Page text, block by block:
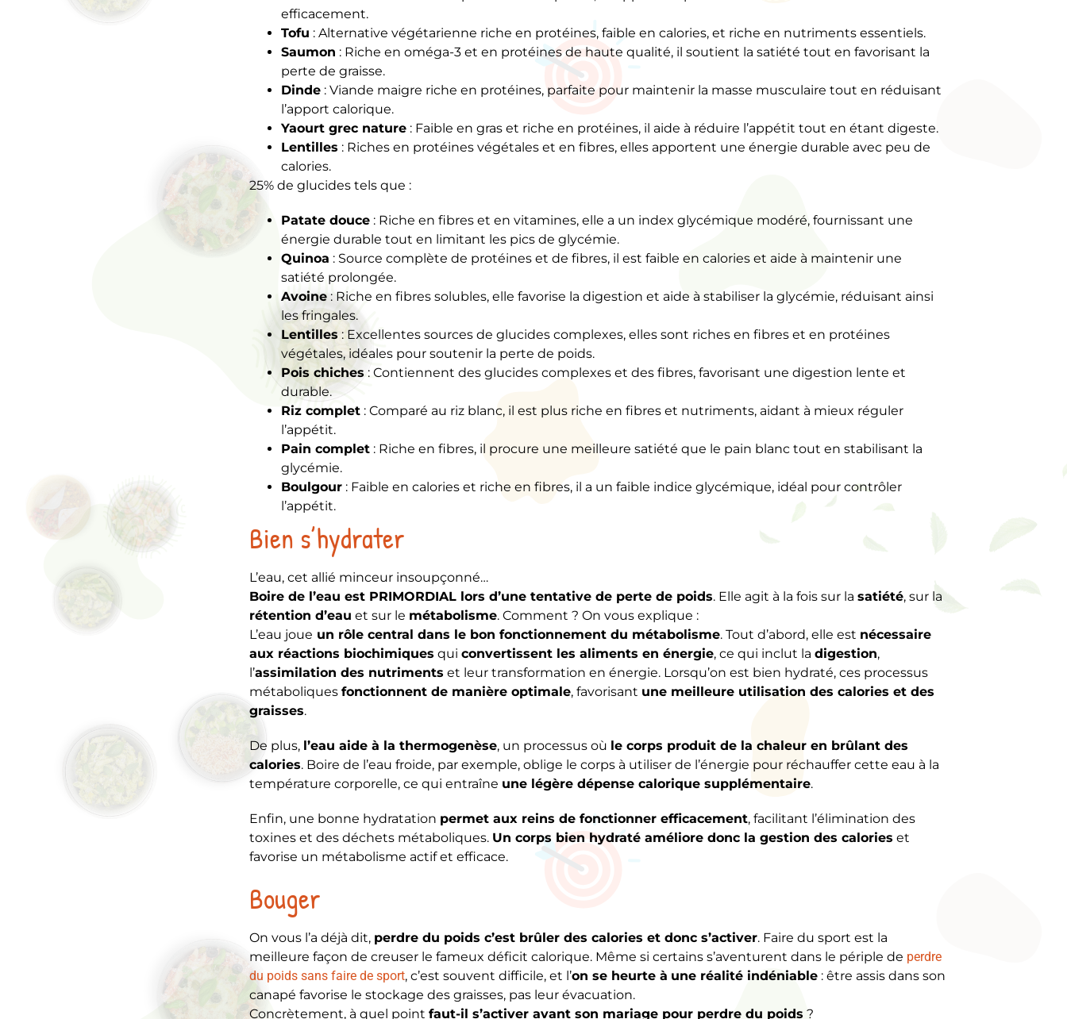
efficacement.
Tofu : Alternative végétarienne riche en protéines, faible en calories, et riche en nutriments essentiels.
Saumon : Riche en oméga-3 et en protéines de haute qualité, il soutient la satiété tout en favorisant la
perte de graisse.
Dinde: Viande maigre riche en protéines, parfaite pour maintenir la masse musculaire tout en réduisant
l’apport calorique.
Yaourt grec nature: Faible en gras et riche en protéines, il aide à réduire l’appétit tout en étant digeste.
Lentilles : Riches en protéines végétales et en fibres, elles apportent une énergie durable avec peu de
calories.
25% de glucides tels que :
Patate douce: Riche en fibres et en vitamines, elle a un index glycémique modéré, fournissant une
énergie durable tout en limitant les pics de glycémie.
Quinoa : Source complète de protéines et de fibres, il est faible en calories et aide à maintenir une
satiété prolongée.
Avoine: Riche en fibres solubles, elle favorise la digestion et aide à stabiliser la glycémie, réduisant ainsi
les fringales.
Lentilles : Excellentes sources de glucides complexes, elles sont riches en fibres et en protéines
végétales, idéales pour soutenir la perte de poids.
Pois chiches: Contiennent des glucides complexes et des fibres, favorisant une digestion lente et
durable.
Riz complet: Comparé au riz blanc, il est plus riche en fibres et nutriments, aidant à mieux réguler
l’appétit.
Pain complet: Riche en fibres, il procure une meilleure satiété que le pain blanc tout en stabilisant la
glycémie.
Boulgour: Faible en calories et riche en fibres, il a un faible indice glycémique, idéal pour contrôler
l’appétit.
Bien s’hydrater
L’eau, cet allié minceur insoupçonné…
Boire de l’eau est PRIMORDIAL lors d’une tentative de perte de poids. Elle agit à la fois sur la satiété, sur la
rétention d’eau et sur le métabolisme. Comment ? On vous explique :
L’eau joue un rôle central dans le bon fonctionnement du métabolisme. Tout d’abord, elle est nécessaire
aux réactions biochimiques qui convertissent les aliments en énergie, ce qui inclut la digestion,
l’assimilation des nutriments et leur transformation en énergie. Lorsqu’on est bien hydraté, ces processus
métaboliques fonctionnent de manière optimale, favorisant une meilleure utilisation des calories et des
graisses.
De plus, l’eau aide à la thermogenèse, un processus où le corps produit de la chaleur en brûlant des
calories. Boire de l’eau froide, par exemple, oblige le corps à utiliser de l’énergie pour réchauffer cette eau à la
température corporelle, ce qui entraîne une légère dépense calorique supplémentaire.
Enfin, une bonne hydratation permet aux reins de fonctionner efficacement, facilitant l’élimination des
toxines et des déchets métaboliques. Un corps bien hydraté améliore donc la gestion des calories et
favorise un métabolisme actif et efficace.
Bouger
On vous l’a déjà dit, perdre du poids c’est brûler des calories et donc s’activer. Faire du sport est la
meilleure façon de creuser le fameux déficit calorique. Même si certains s’aventurent dans le périple de perdre
du poids sans faire de sport, c’est souvent difficile, et l’on se heurte à une réalité indéniable: être assis dans son
canapé favorise le stockage des graisses, pas leur évacuation.
Concrètement, à quel point faut-il s’activer avant son mariage pour perdre du poids ?